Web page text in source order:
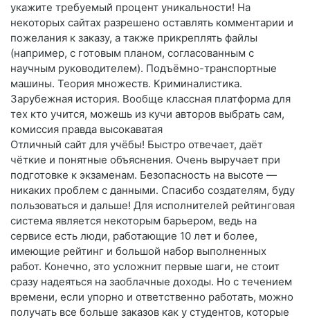
укажите требуемый процент уникальности! На
некоторых сайтах разрешено оставлять комментарии и
пожелания к заказу, а также прикреплять файлы
(например, с готовым планом, согласованным с
научным руководителем). Подъёмно-транспортные
машины. Теория множеств. Криминалистика.
Зарубежная история. Вообще классная платформа для
тех кто учится, можешь из кучи авторов выбрать сам,
комиссия правда высокаватая
Отличный сайт для учёбы! Быстро отвечает, даёт
чёткие и понятные объяснения. Очень выручает при
подготовке к экзаменам. Безопасность на высоте —
никаких проблем с данными. Спасибо создателям, буду
пользоваться и дальше! Для исполнителей рейтинговая
система является некоторым барьером, ведь на
сервисе есть люди, работающие 10 лет и более,
имеющие рейтинг и большой набор выполненных
работ. Конечно, это усложнит первые шаги, не стоит
сразу надеяться на заоблачные доходы. Но с течением
времени, если упорно и ответственно работать, можно
получать все больше заказов как у студентов, которые